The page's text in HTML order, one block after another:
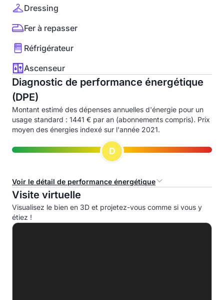
Dressing
Fer à repasser
Réfrigérateur
Ascenseur
Diagnostic de performance énergétique
(DPE)
Montant estimé des dépenses annuelles d'énergie pour un
usage standard : 1441 € par an (abonnements compris). Prix
moyen des énergies indexé sur l'année 2021.
D
Voir le détail de performance énergétique
Consommation d'énergie primaire (CEP)
A
Visite virtuelle
Visualisez le bien en 3D et projetez-vous comme si vous y
étiez !